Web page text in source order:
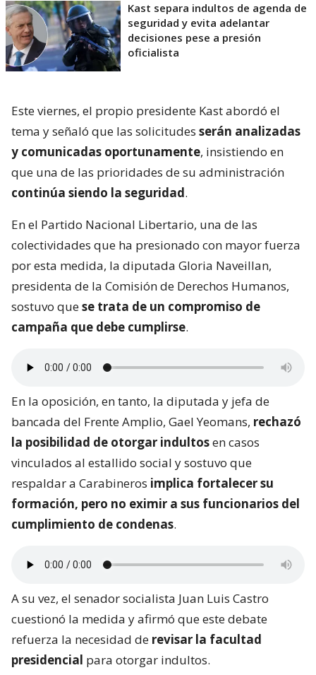
Kast separa indultos de agenda de
seguridad y evita adelantar
decisiones pese a presión
oficialista
Este viernes, el propio presidente Kast abordó el
tema y señaló que las solicitudes serán analizadas
y comunicadas oportunamente, insistiendo en
que una de las prioridades de su administración
continúa siendo la seguridad.
En el Partido Nacional Libertario, una de las
colectividades que ha presionado con mayor fuerza
por esta medida, la diputada Gloria Naveillan,
presidenta de la Comisión de Derechos Humanos,
sostuvo quese trata de un compromiso de
campaña que debe cumplirse.
En la oposición, en tanto, la diputada y jefa de
bancada del Frente Amplio, Gael Yeomans, rechazó
la posibilidad de otorgar indultosen casos
vinculados al estallido social y sostuvo que
respaldar a Carabineros implica fortalecer su
formación, pero no eximir a sus funcionarios del
cumplimiento de condenas.
A su vez, el senador socialista Juan Luis Castro
cuestionó la medida y afirmó que este debate
refuerza la necesidad de revisar la facultad
presidencial para otorgar indultos.